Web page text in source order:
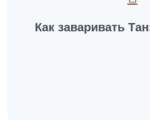
Как заваривать